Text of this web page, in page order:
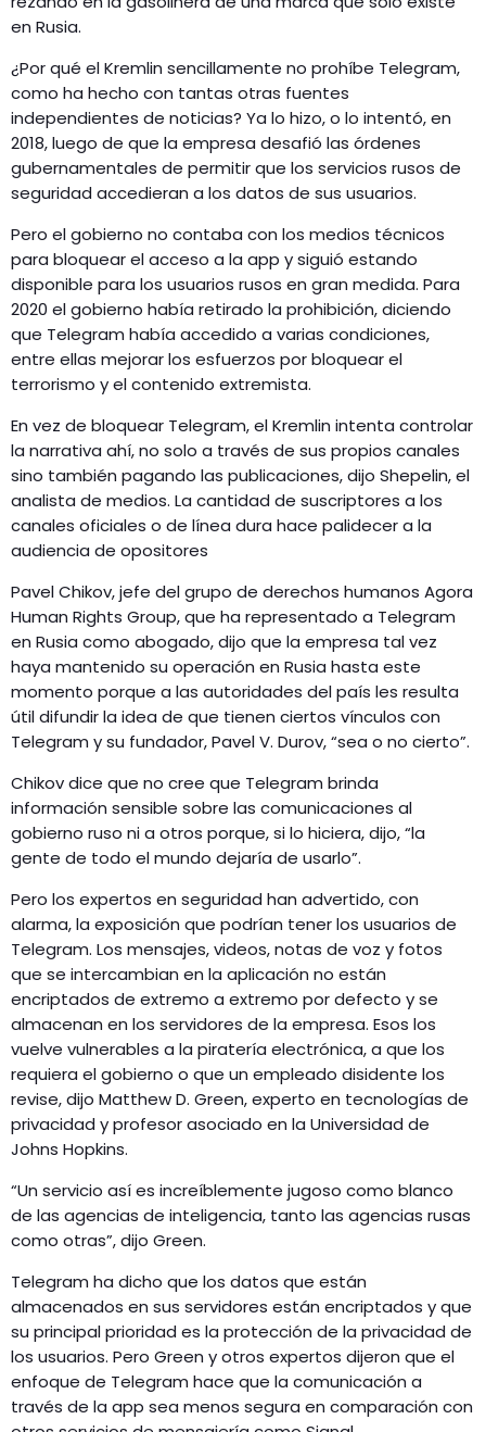
en Rusia.
¿Por qué el Kremlin sencillamente no prohíbe Telegram,
como ha hecho con tantas otras fuentes
independientes de noticias? Ya lo hizo, o lo intentó, en
2018, luego de que la empresa desafió las órdenes
gubernamentales de permitir que los servicios rusos de
seguridad accedieran a los datos de sus usuarios.
Pero el gobierno no contaba con los medios técnicos
para bloquear el acceso a la app y siguió estando
disponible para los usuarios rusos en gran medida. Para
2020 el gobierno había retirado la prohibición, diciendo
que Telegram había accedido a varias condiciones,
entre ellas mejorar los esfuerzos por bloquear el
terrorismo y el contenido extremista.
En vez de bloquear Telegram, el Kremlin intenta controlar
la narrativa ahí, no solo a través de sus propios canales
sino también pagando las publicaciones, dijo Shepelin, el
analista de medios. La cantidad de suscriptores a los
canales oficiales o de línea dura hace palidecer a la
audiencia de opositores
Pavel Chikov, jefe del grupo de derechos humanos Agora
Human Rights Group, que ha representado a Telegram
en Rusia como abogado, dijo que la empresa tal vez
haya mantenido su operación en Rusia hasta este
momento porque a las autoridades del país les resulta
útil difundir la idea de que tienen ciertos vínculos con
Telegram y su fundador, Pavel V. Durov, “sea o no cierto”.
Chikov dice que no cree que Telegram brinda
información sensible sobre las comunicaciones al
gobierno ruso ni a otros porque, si lo hiciera, dijo, “la
gente de todo el mundo dejaría de usarlo”.
Pero los expertos en seguridad han advertido, con
alarma, la exposición que podrían tener los usuarios de
Telegram. Los mensajes, videos, notas de voz y fotos
que se intercambian en la aplicación no están
encriptados de extremo a extremo por defecto y se
almacenan en los servidores de la empresa. Esos los
vuelve vulnerables a la piratería electrónica, a que los
requiera el gobierno o que un empleado disidente los
revise, dijo Matthew D. Green, experto en tecnologías de
privacidad y profesor asociado en la Universidad de
Johns Hopkins.
“Un servicio así es increíblemente jugoso como blanco
de las agencias de inteligencia, tanto las agencias rusas
como otras”, dijo Green.
Telegram ha dicho que los datos que están
almacenados en sus servidores están encriptados y que
su principal prioridad es la protección de la privacidad de
los usuarios. Pero Green y otros expertos dijeron que el
enfoque de Telegram hace que la comunicación a
través de la app sea menos segura en comparación con